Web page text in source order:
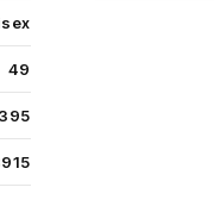
49